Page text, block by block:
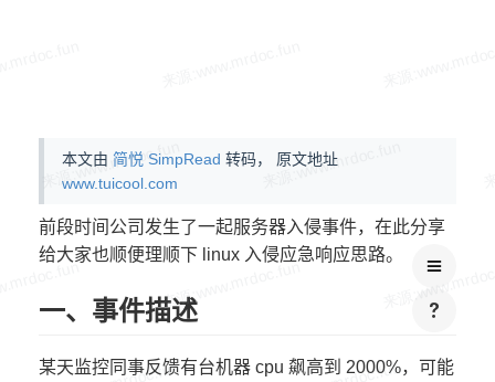
本文由 简悦 SimpRead 转码， 原文地址
www.tuicool.com
前段时间公司发生了一起服务器入侵事件，在此分享
给大家也顺便理顺下 linux 入侵应急响应思路。
一、事件描述
某天监控同事反馈有台机器 cpu 飙高到 2000%，可能